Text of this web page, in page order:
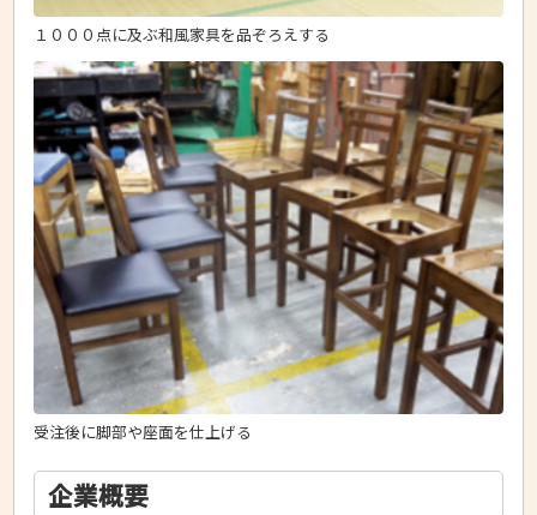
１０００点に及ぶ和風家具を品ぞろえする
受注後に脚部や座面を仕上げる
企業概要